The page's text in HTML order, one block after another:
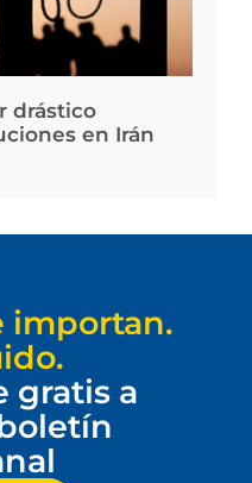
drástico
en Irán
importan.
gratis a